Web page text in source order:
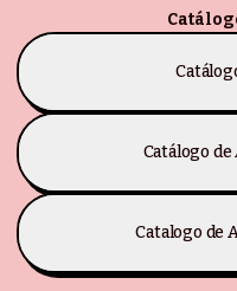
Catálogo
Catalogo de